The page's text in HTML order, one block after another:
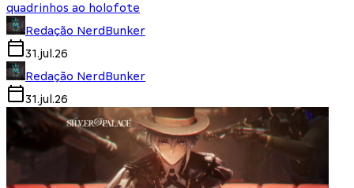
quadrinhos ao holofote
Redação NerdBunker
31.jul.26
Redação NerdBunker
31.jul.26